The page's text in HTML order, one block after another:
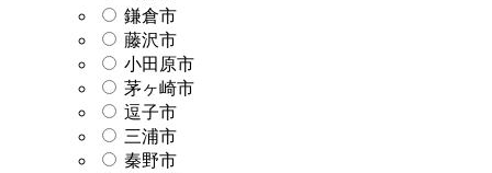
鎌倉市
藤沢市
小田原市
茅ヶ崎市
逗子市
三浦市
秦野市